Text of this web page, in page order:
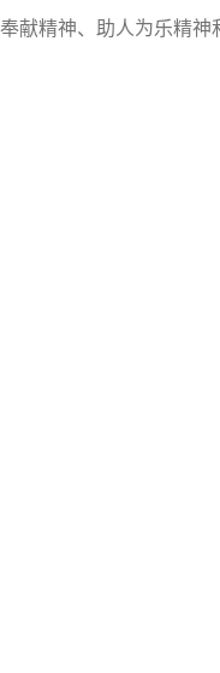
献精神、助人为乐精神